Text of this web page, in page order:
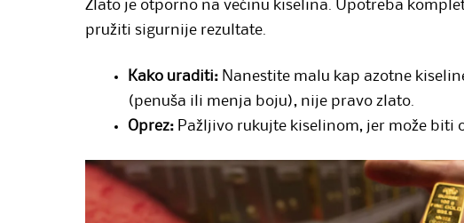
Zlato je otporno na većinu kiselina. Upotreba
pružiti sigurnije rezultate.
Kako uraditi: Nanestite malu kap azotne
(penuša ili menja boju), nije pravo zlato.
Oprez: Pažljivo rukujte kiselinom, jer može biti